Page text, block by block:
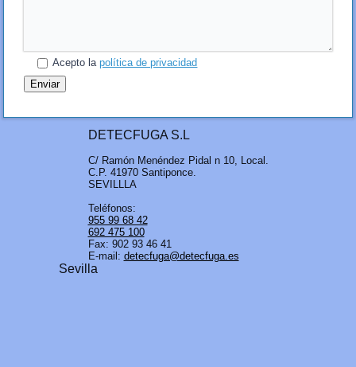
Acepto lapolítica de privacidad
DETECFUGA S.L
C/ Ramón Menéndez Pidal n 10, Local.
C.P. 41970 Santiponce.
SEVILLLA
Teléfonos:
955 99 68 42
692 475 100
Fax: 902 93 46 41
E-mail: detecfuga@detecfuga.es
Sevilla